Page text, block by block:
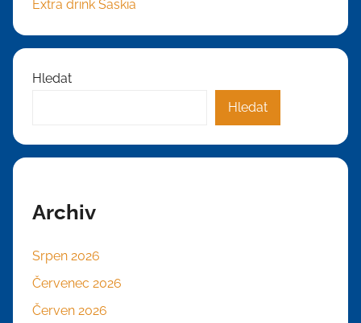
Extra drink Saskia
Hledat
Hledat
Archiv
Srpen 2026
Červenec 2026
Červen 2026